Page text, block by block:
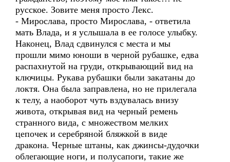
русское. Зовите меня просто Лекс.
- Мирослава, просто Мирослава, - ответила
мать Влада, и я услышала в ее голосе улыбку.
Наконец, Влад сдвинулся с места и мы
прошли мимо юноши в черной рубашке, едва
распахнутой на груди, открывающий вид на
ключицы. Рукава рубашки были закатаны до
локтя. Она была заправлена, но не прилегала
к телу, а наоборот чуть вздувалась внизу
живота, открывая вид на черный ремень
странного вида, с множеством мелких
цепочек и серебряной бляжкой в виде
дракона. Черные штаны, как джинсы-дудочки
облегающие ноги, и полусапоги, такие же